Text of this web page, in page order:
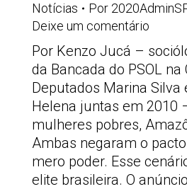
Notícias
Por
Deixe um comentário
Por Kenzo Jucá –
da Bancada do PSOL na
Deputados Marina Silva
Helena juntas em 2010
mulheres pobres,
Ambas negaram o
mero poder. Esse
elite brasileira. O